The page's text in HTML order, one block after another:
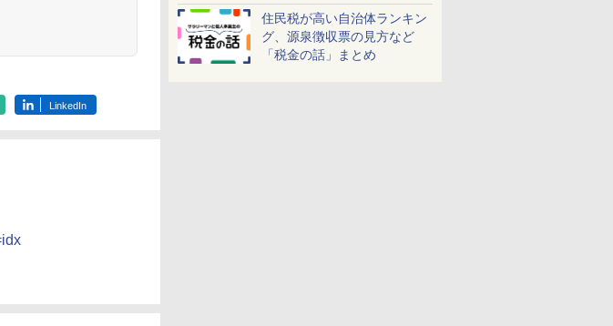
しよう！
住民税が高い自治体ランキン
グ、源泉徴収票の見方など
「税金の話」まとめ
LinkedIn